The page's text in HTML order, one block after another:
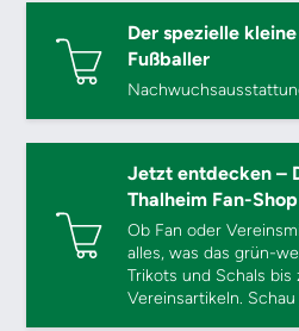
Der spezielle
Fußballer
Jetzt entdecken –
Thalheim Fan-
Ob Fan oder
alles, was das grün-
Trikots und Schals bis
Vereinsartikeln.